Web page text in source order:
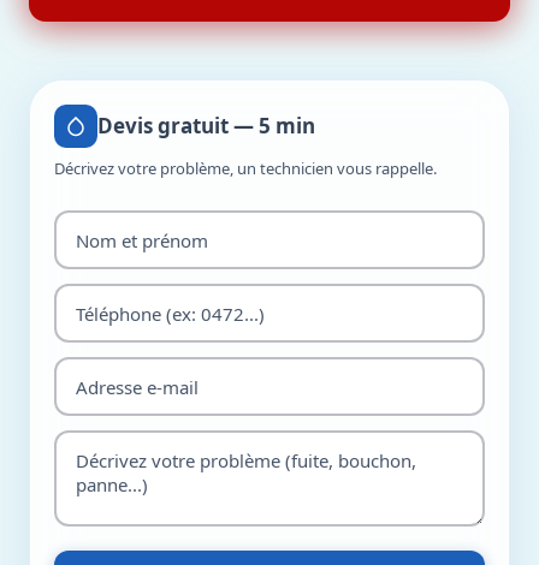
Devis gratuit — 5 min
Décrivez votre problème, un technicien vous rappelle.